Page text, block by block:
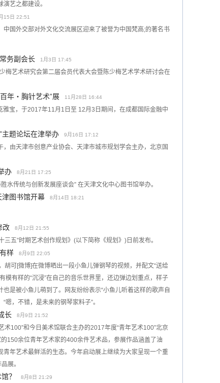
艺之都建设。
15日 22:51
国外交部对外文化交流展区迎来了被誉为中国梵高;的著名书
务副会长 1月3日 17:45
梅艺术研究会第二届会员代表大会暨陈少梅艺术学术研讨会在
年‧胸针艺术”展 11月28日 16:44
宝，于2017年11月1日至 12月3日期间，在成都国际金融中
题论坛在津举办 9月16日 17:12
由天津市创意产业协会、天津市城市规划学会主办，北京国
办 8月21日 17:25
水传统与创新发展座谈会” 在天津文化中心图书馆举办。
图书馆开幕 8月14日 18:21
改 8月12日 21:55
五”时期艺术创作规划》(以下简称《规划》)日前发布。
样 8月9日 22:05
可[微博]在微博晒出一段小鱼儿弹钢琴的视频，并配文“送给
模有样的“沉浸”在自己的音乐世界里，还边弹边划重点，样子
是被小鱼儿萌到了。网友纷纷表示“小鱼儿听着这样的歌声自
，不错，是未来的钢琴家料子”。
长 8月9日 21:52
100”和今日美术馆联合主办的2017年度“青年艺术100”北京
150余位青年艺术家的400余件艺术品，参展作品涵盖了油
年艺术最鲜活的生态。今年启动展上继续为大家呈现一个重
展。
？ 8月8日 21:29